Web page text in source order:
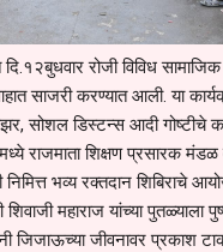
रोजी विविध
साजरी करण्यात आली. या
सोशल डिस्टन्स आदी
राजमाता शिक्षण प्रसारक मंडळ
भव्य रक्तदान शिबिराचे
महाराज यांच्या
जीवनावर प्रकाश